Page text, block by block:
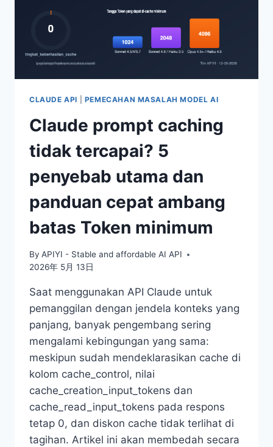
PENINGKATAN
MENYAMAI
RESMI
CLAUDE API PEMECAHAN MASALAH MODEL AI
Claude prompt caching
tidak tercapai? 5
penyebab utama dan
panduan cepat ambang
batas Token minimum
By APIYI - Stable and affordable AI API
2026年 5月 13日
Saat menggunakan API Claude untuk
pemanggilan dengan jendela konteks yang
panjang, banyak pengembang sering
mengalami kebingungan yang sama:
meskipun sudah mendeklarasikan cache di
kolom cache_control, nilai
cache_creation_input_tokens dan
cache_read_input_tokens pada respons
tetap 0, dan diskon cache tidak terlihat di
tagihan. Artikel ini akan membedah secara